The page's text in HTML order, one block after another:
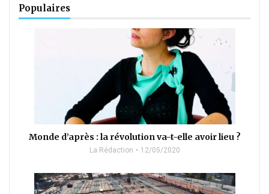
Populaires
Monde d’après : la révolution va-t-elle avoir lieu ?
La Rédaction 12/05/2020